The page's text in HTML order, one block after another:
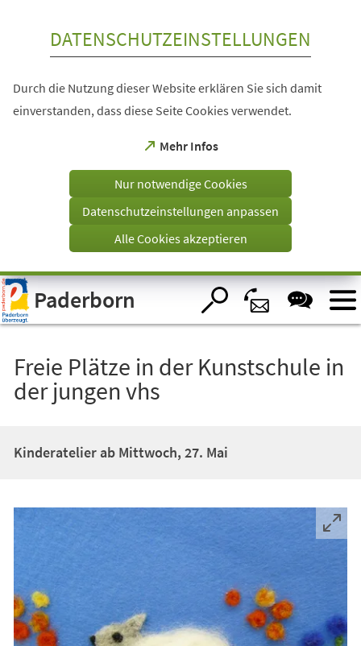
Visuelle
Assistenzsoftware
öffnen.
DATENSCHUTZEINSTELLUNGEN
Durch die Nutzung dieser Website erklären Sie sich damit
einverstanden, dass diese Seite Cookies verwendet.
Mehr Infos
(Öffnet
einem
Tab)
Nur notwendige Cookies
Datenschutzeinstellungen anpassen
Alle Cookies akzeptieren
Paderborn
Freie Plätze in der Kunstschule in
der jungen vhs
Kinderatelier ab Mittwoch, 27. Mai